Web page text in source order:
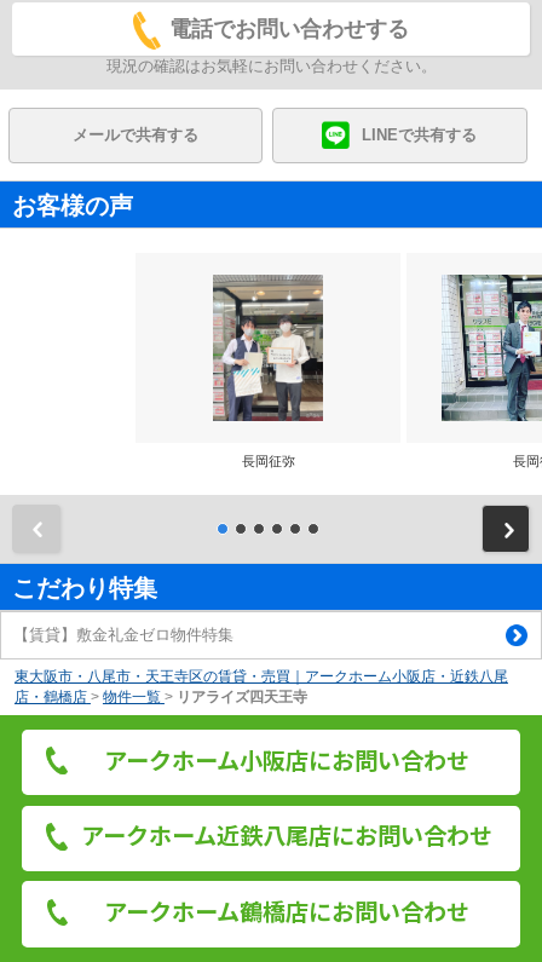
電話でお問い合わせする
現況の確認はお気軽にお問い合わせください。
メールで共有する LINEで共有する
お客様の声
長岡征弥 長岡
こだわり特集
【賃貸】敷金礼金ゼロ物件特集
東大阪市・八尾市・天王寺区の賃貸・売買｜アークホーム小阪店・近鉄八尾
店・鶴橋店 > 物件一覧 > リアライズ四天王寺
アークホーム小阪店にお問い合わせ
アークホーム近鉄八尾店にお問い合わせ
アークホーム鶴橋店にお問い合わせ